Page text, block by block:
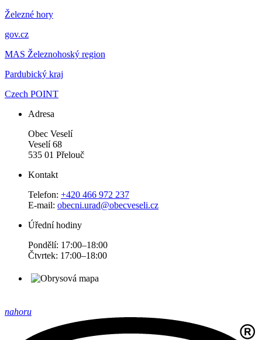
Železné hory
gov.cz
MAS Železnohoský region
Pardubický kraj
Czech POINT
Adresa
Obec Veselí
Veselí 68
535 01 Přelouč
Kontakt
Telefon: +420 466 972 237
E-mail: obecni.urad@obecveseli.cz
Úřední hodiny
Pondělí: 17:00–18:00
Čtvrtek: 17:00–18:00
nahoru